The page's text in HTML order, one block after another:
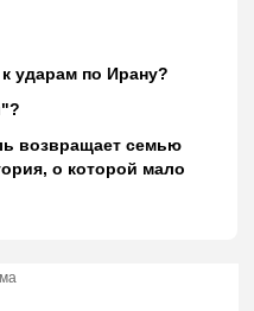
ударам по Ирану?
возвращает семью
о которой мало